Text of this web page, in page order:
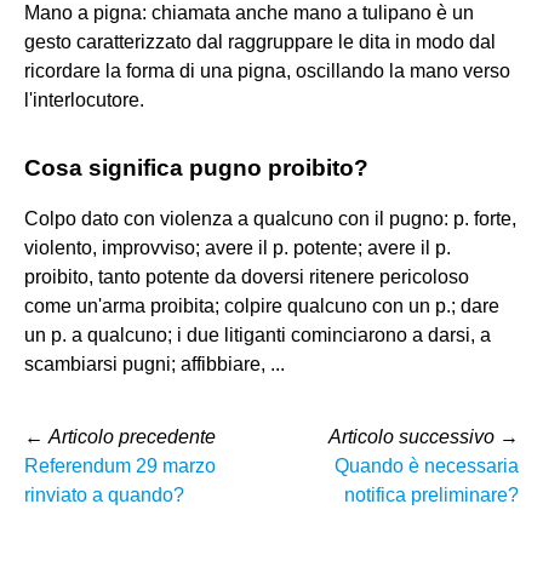
Mano a pigna: chiamata anche mano a tulipano è un
gesto caratterizzato dal raggruppare le dita in modo dal
ricordare la forma di una pigna, oscillando la mano verso
l'interlocutore.
Cosa significa pugno proibito?
Colpo dato con violenza a qualcuno con il pugno: p. forte,
violento, improvviso; avere il p. potente; avere il p.
proibito, tanto potente da doversi ritenere pericoloso
come un'arma proibita; colpire qualcuno con un p.; dare
un p. a qualcuno; i due litiganti cominciarono a darsi, a
scambiarsi pugni; affibbiare, ...
← Articolo precedente
Referendum 29 marzo
rinviato a quando?
Articolo successivo →
Quando è necessaria
notifica preliminare?